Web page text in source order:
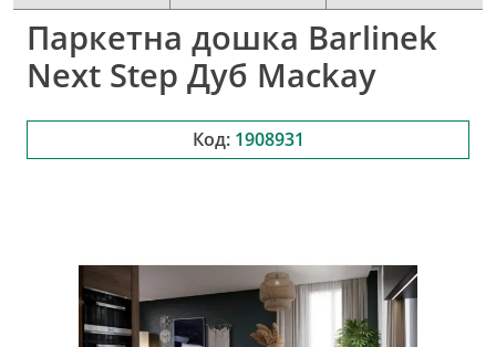
Паркетна дошка Barlinek
Next Step Дуб Mackay
Код: 1908931